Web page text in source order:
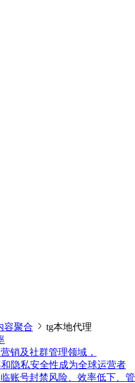
容聚合
tg本地代理
销及社群管理领域，
隐私安全性成为全球运营者
账号封禁风险、效率低下、管